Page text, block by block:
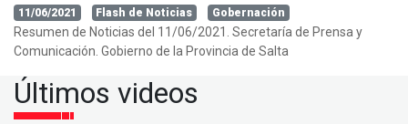
11/06/2021 Flash de Noticias Gobernación
Resumen de Noticias del 11/06/2021. Secretaría de Prensa y
Comunicación. Gobierno de la Provincia de Salta
Últimos videos